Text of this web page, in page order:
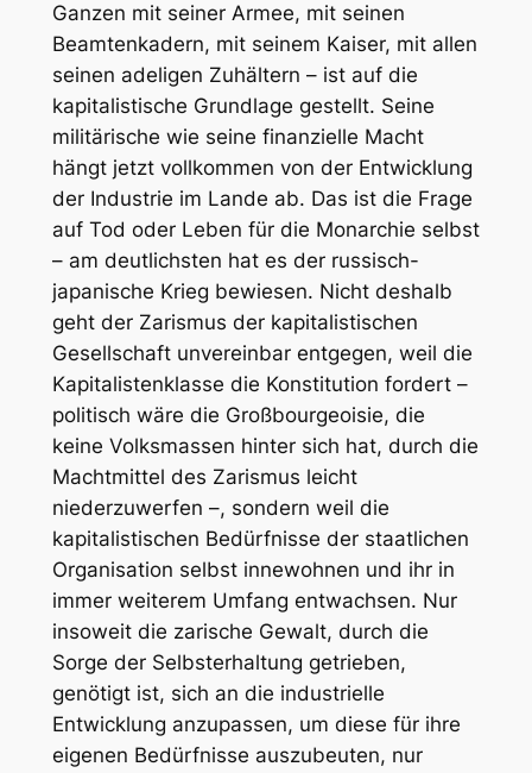
Ganzen mit seiner Armee, mit seinen
Beamtenkadern, mit seinem Kaiser, mit allen
seinen adeligen Zuhältern – ist auf die
kapitalistische Grundlage gestellt. Seine
militärische wie seine finanzielle Macht
hängt jetzt vollkommen von der Entwicklung
der Industrie im Lande ab. Das ist die Frage
auf Tod oder Leben für die Monarchie selbst
– am deutlichsten hat es der russisch-
japanische Krieg bewiesen. Nicht deshalb
geht der Zarismus der kapitalistischen
Gesellschaft unvereinbar entgegen, weil die
Kapitalistenklasse die Konstitution fordert –
politisch wäre die Großbourgeoisie, die
keine Volksmassen hinter sich hat, durch die
Machtmittel des Zarismus leicht
niederzuwerfen –, sondern weil die
kapitalistischen Bedürfnisse der staatlichen
Organisation selbst innewohnen und ihr in
immer weiterem Umfang entwachsen. Nur
insoweit die zarische Gewalt, durch die
Sorge der Selbsterhaltung getrieben,
genötigt ist, sich an die industrielle
Entwicklung anzupassen, um diese für ihre
eigenen Bedürfnisse auszubeuten, nur